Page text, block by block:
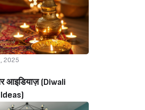
2025
आइडियाज़ (Diwali